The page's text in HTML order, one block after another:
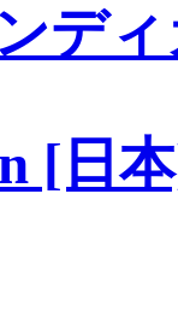
デ
[日